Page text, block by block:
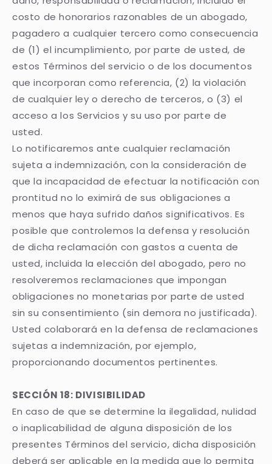
costo de honorarios razonables de un abogado,
pagadero a cualquier tercero como consecuencia
de (1) el incumplimiento, por parte de usted, de
estos Términos del servicio o de los documentos
que incorporan como referencia, (2) la violación
de cualquier ley o derecho de terceros, o (3) el
acceso a los Servicios y su uso por parte de
usted.
Lo notificaremos ante cualquier reclamación
sujeta a indemnización, con la consideración de
que la incapacidad de efectuar la notificación con
prontitud no lo eximirá de sus obligaciones a
menos que haya sufrido daños significativos. Es
posible que controlemos la defensa y resolución
de dicha reclamación con gastos a cuenta de
usted, incluida la elección del abogado, pero no
resolveremos reclamaciones que impongan
obligaciones no monetarias por parte de usted
sin su consentimiento (sin demora no justificada).
Usted colaborará en la defensa de reclamaciones
sujetas a indemnización, por ejemplo,
proporcionando documentos pertinentes.
SECCIÓN 18: DIVISIBILIDAD
En caso de que se determine la ilegalidad, nulidad
o inaplicabilidad de alguna disposición de los
presentes Términos del servicio, dicha disposición
deberá ser aplicable en la medida que lo permita